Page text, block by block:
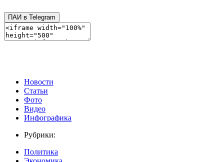
ПАИ в Telegram
Новости
Статьи
Фото
Видео
Инфографика
Рубрики:
Политика